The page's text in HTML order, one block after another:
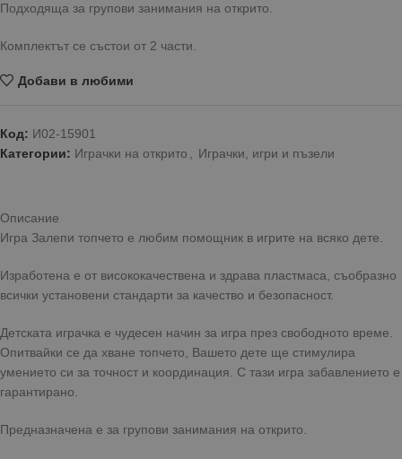
Подходяща за групови занимания на открито.
Комплектът се състои от 2 части.
Добави в любими
Код: И02-15901
Категории: Играчки на открито Играчки, игри и пъзели
Описание
Игра Залепи топчето е любим помощник в игрите на всяко дете.
Изработена е от висококачествена и здрава пластмаса, съобразно
всички установени стандарти за качество и безопасност.
Детската играчка е чудесен начин за игра през свободното време.
Опитвайки се да хване топчето, Вашето дете ще стимулира
умението си за точност и координация. С тази игра забавлението е
гарантирано.
Предназначена е за групови занимания на открито.